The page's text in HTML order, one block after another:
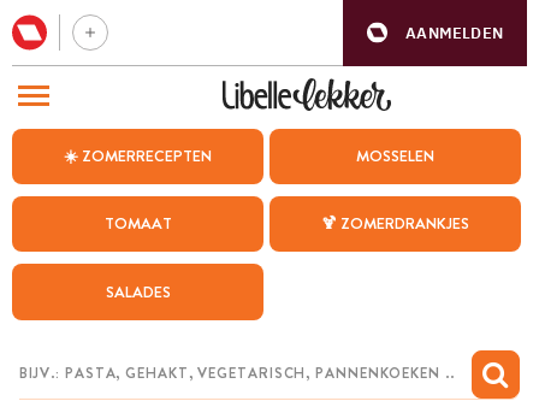
AANMELDEN
☀️ ZOMERRECEPTEN MOSSELEN
TOMAAT 🍹 ZOMERDRANKJES
SALADES
BEZOEK ONZE ANDERE WEBSITES
WEEKMENU
CHAT MET MAIA
MIJN BEWAARDE RECEPTEN